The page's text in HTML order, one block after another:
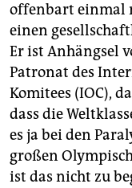
offenbart einmal
einen
Er ist Anhängsel
Patronat des
Komitees (IOC),
dass die
es ja bei den
großen
ist das nicht zu